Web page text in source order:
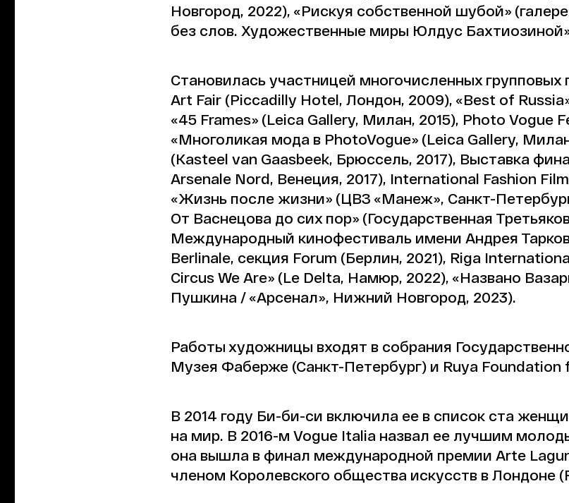
Новгород, 2022), «Рискуя собственной шубой»
без слов. Художественные миры Юлдус
Становилась участницей многочисленных групповых
Art Fair (Piccadilly Hotel, Лондон, 2009), «Best of
«45 Frames» (Leica Gallery, Милан, 2015), Photo Vogue
«Многоликая мода в PhotoVogue» (Leica Gallery,
(Kasteel van Gaasbeek, Брюссель, 2017), Выставка
Arsenale Nord, Венеция, 2017), International Fashion
«Жизнь после жизни» (ЦВЗ «Манеж», Санкт-
От Васнецова до сих пор» (Государственная
Международный кинофестиваль имени Андрея
Berlinale, секция Forum (Берлин, 2021), Riga
Circus We Are» (Le Delta, Намюр, 2022), «Названо
Пушкина / «Арсенал», Нижний Новгород, 2023).
Работы художницы входят в собрания
Музея Фаберже (Санкт-Петербург) и Ruya
В 2014 году Би-би-си включила ее в список ста
на мир. В 2016-м Vogue Italia назвал ее лучшим
она вышла в финал международной премии Arte
членом Королевского общества искусств в Лондоне